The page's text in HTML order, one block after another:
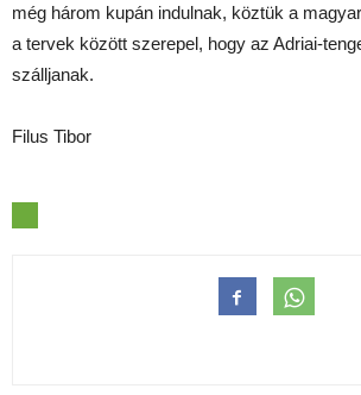
még három kupán indulnak, köztük a
a tervek között szerepel, hogy az Adriai-
szálljanak.
Filus Tibor